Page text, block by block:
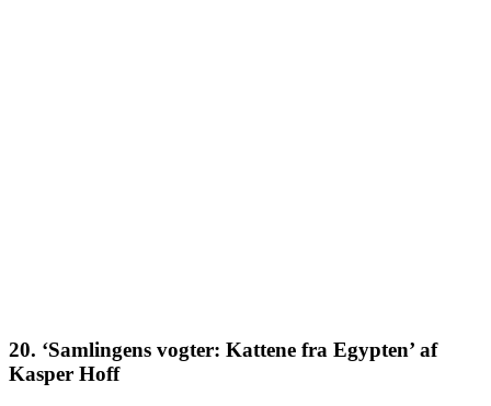
20. ‘Samlingens vogter: Kattene fra Egypten’ af
Kasper Hoff